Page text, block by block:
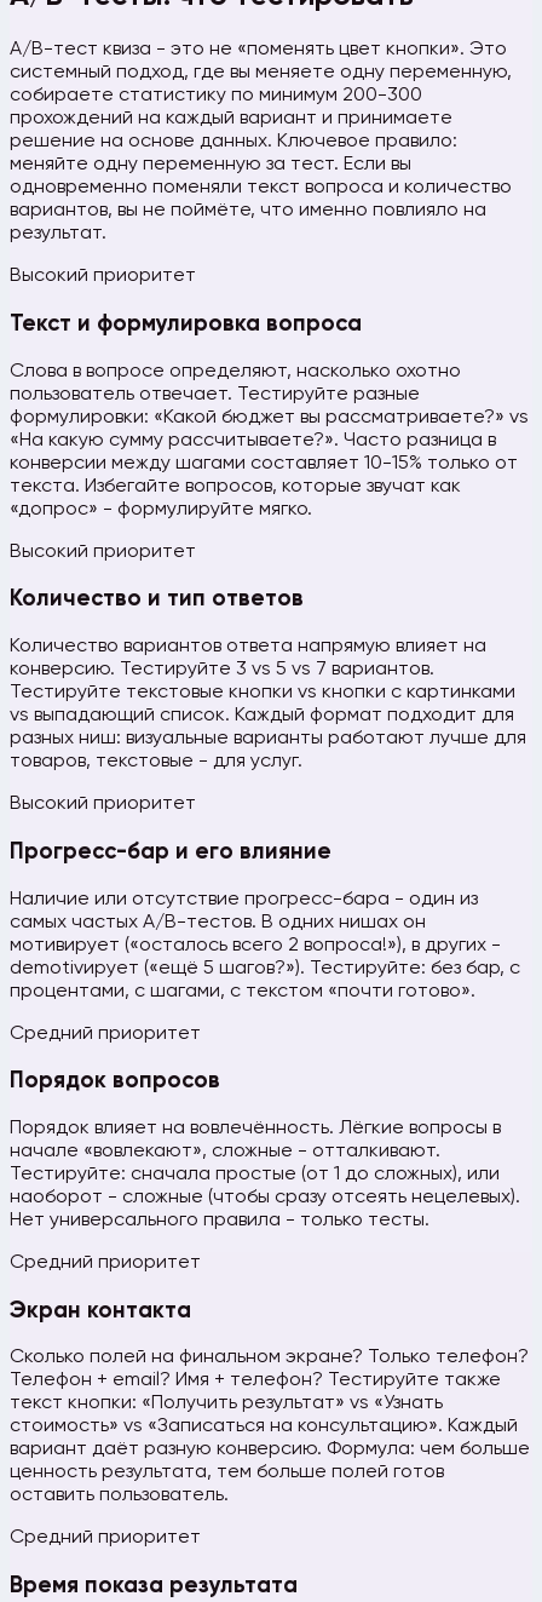
A/B-тест квиза - это не «поменять цвет кнопки». Это
системный подход, где вы меняете одну переменную,
собираете статистику по минимум 200-300
прохождений на каждый вариант и принимаете
решение на основе данных. Ключевое правило:
меняйте одну переменную за тест. Если вы
одновременно поменяли текст вопроса и количество
вариантов, вы не поймёте, что именно повлияло на
результат.
Высокий приоритет
Текст и формулировка вопроса
Слова в вопросе определяют, насколько охотно
пользователь отвечает. Тестируйте разные
формулировки: «Какой бюджет вы рассматриваете?» vs
«На какую сумму рассчитываете?». Часто разница в
конверсии между шагами составляет 10-15% только от
текста. Избегайте вопросов, которые звучат как
«допрос» - формулируйте мягко.
Высокий приоритет
Количество и тип ответов
Количество вариантов ответа напрямую влияет на
конверсию. Тестируйте 3 vs 5 vs 7 вариантов.
Тестируйте текстовые кнопки vs кнопки с картинками
vs выпадающий список. Каждый формат подходит для
разных ниш: визуальные варианты работают лучше для
товаров, текстовые - для услуг.
Высокий приоритет
Прогресс-бар и его влияние
Наличие или отсутствие прогресс-бара - один из
самых частых A/B-тестов. В одних нишах он
мотивирует («осталось всего 2 вопроса!»), в других -
demotivирует («ещё 5 шагов?»). Тестируйте: без бар, с
процентами, с шагами, с текстом «почти готово».
Средний приоритет
Порядок вопросов
Порядок влияет на вовлечённость. Лёгкие вопросы в
начале «вовлекают», сложные - отталкивают.
Тестируйте: сначала простые (от 1 до сложных), или
наоборот - сложные (чтобы сразу отсеять нецелевых).
Нет универсального правила - только тесты.
Средний приоритет
Экран контакта
Сколько полей на финальном экране? Только телефон?
Телефон + email? Имя + телефон? Тестируйте также
текст кнопки: «Получить результат» vs «Узнать
стоимость» vs «Записаться на консультацию». Каждый
вариант даёт разную конверсию. Формула: чем больше
ценность результата, тем больше полей готов
оставить пользователь.
Средний приоритет
Время показа результата